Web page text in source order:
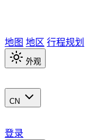
地图 地区 行程规划
外观
CN
登录